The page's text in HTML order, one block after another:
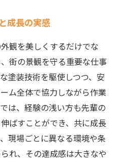
成長の実感
観を美しくするだけでな
街の景観を守る重要な仕事
塗装技術を駆使しつつ、安
ム全体で協力しながら作業
は、経験の浅い方も先輩の
ばすことができ、共に成長
現場ごとに異なる環境や条
れ、その達成感は大きなや